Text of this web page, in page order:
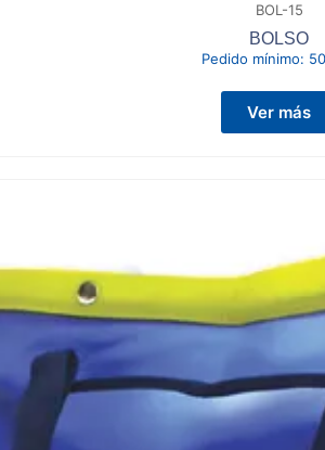
BOL-15
BOLSO
Pedido mínimo:
Ver más